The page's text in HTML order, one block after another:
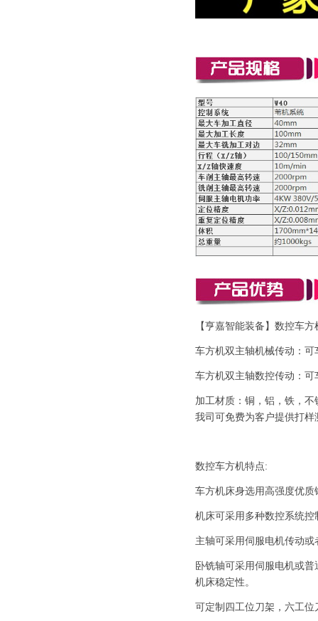
【亨嘉智能装备】数控车
车方机双主轴机械传动：
车方机双主轴数控传动：
加工材质：铜，铝，铁，
我司可免费为客户提供打
数控车方机特点:
车方机床身选用高强度优
机床可采用多种数控系统
主轴可采用伺服电机传动或
卧铣轴可采用伺服电机或
机床稳定性。
可定制四工位刀架，六工